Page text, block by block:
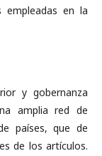
empleadas en la
y gobernanza
amplia red de
países, que de
de los artículos.